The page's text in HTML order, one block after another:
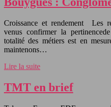
Croissance et rendement Les
venus confirmer la
totalité des métiers est en
maintenons…
Lire la suite
TMT en brief